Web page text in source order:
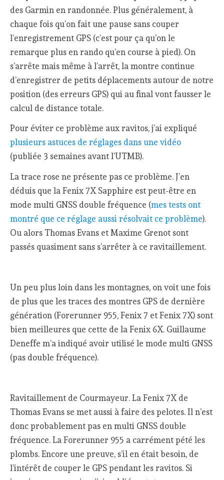
des Garmin en randonnée. Plus généralement, à
chaque fois qu’on fait une pause sans couper
l’enregistrement GPS (c’est pour ça qu’on le
remarque plus en rando qu’en course à pied). On
s’arrête mais même à l’arrêt, la montre continue
d’enregistrer de petits déplacements autour de notre
position (des erreurs GPS) qui au final vont fausser le
calcul de distance totale.
Pour éviter ce problème aux ravitos, j’ai expliqué
plusieurs astuces de réglages dans une vidéo
(publiée 3 semaines avant l’UTMB).
La trace rose ne présente pas ce problème. J’en
déduis que la Fenix 7X Sapphire est peut-être en
mode multi GNSS double fréquence (mes tests ont
montré que ce réglage aussi résolvait ce problème).
Ou alors Thomas Evans et Maxime Grenot sont
passés quasiment sans s’arrêter à ce ravitaillement.
Un peu plus loin dans les montagnes, on voit une fois
de plus que les traces des montres GPS de dernière
génération (Forerunner 955, Fenix 7 et Fenix 7X) sont
bien meilleures que cette de la Fenix 6X. Guillaume
Deneffe m’a indiqué avoir utilisé le mode multi GNSS
(pas double fréquence).
Ravitaillement de Courmayeur. La Fenix 7X de
Thomas Evans se met aussi à faire des pelotes. Il n’est
donc probablement pas en multi GNSS double
fréquence. La Forerunner 955 a carrément pété les
plombs. Encore une preuve, s’il en était besoin, de
l’intérêt de couper le GPS pendant les ravitos. Si